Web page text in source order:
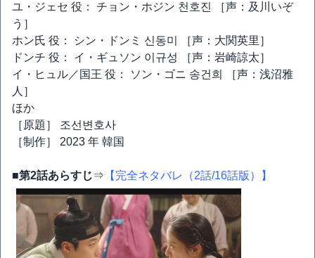
ユ・ジェセ 役： チョン・ホジン 천호진 ［声：及川いぞ
う］
ホン氏 役： シン・ドンミ 신동미 ［声：大関英里］
ドンチ 役： イ・ギュソン 이규성 ［声：岩崎諒太］
イ・ヒュル／国王 役： ソン・ゴニ 송건희 ［声：浅沼雅
人］
ほか
［原題］ 조선변호사
［制作］ 2023 年 韓国
■第2話あらすじ⇒ 【完全ネタバレ（2話/16話版）】